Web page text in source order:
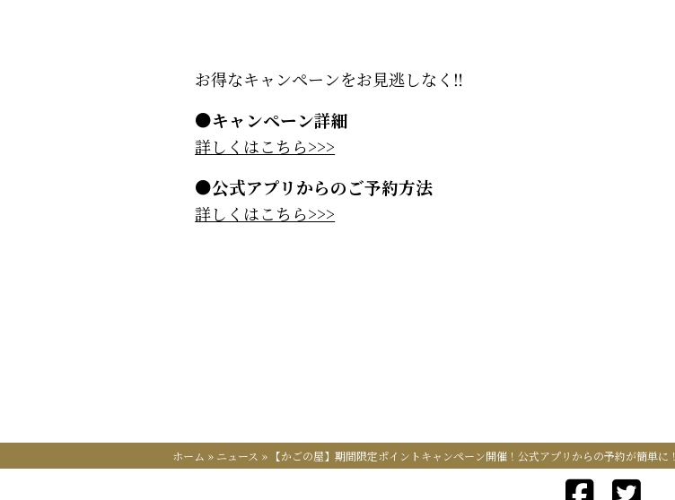
お得なキャンペーンをお見逃しなく‼
●キャンペーン詳細
詳しくはこちら>>>
●公式アプリからのご予約方法
詳しくはこちら>>>
ホーム » ニュース » 【かごの屋】期間限定ポイントキャンペーン開催！公式アプリからの予約が簡単に！